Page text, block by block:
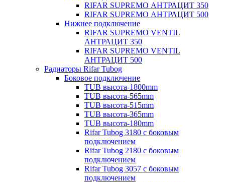
RIFAR SUPREMO АНТРАЦИТ 350
RIFAR SUPREMO АНТРАЦИТ 500
Нижнее подключение
RIFAR SUPREMO VENTIL
АНТРАЦИТ 350
RIFAR SUPREMO VENTIL
АНТРАЦИТ 500
Радиаторы Rifar Tubog
Боковое подключение
TUB высота-1800mm
TUB высота-565mm
TUB высота-515mm
TUB высота-365mm
TUB высота-180mm
Rifar Tubog 3180 с боковым
подключением
Rifar Tubog 2180 с боковым
подключением
Rifar Tubog 3057 с боковым
подключением